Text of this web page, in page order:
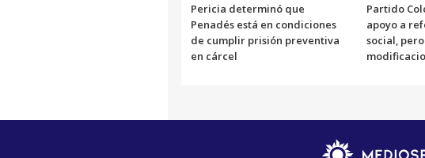
Pericia determinó que
Penadés está en condiciones
de cumplir prisión preventiva
en cárcel
Partido
apoyo a
social,